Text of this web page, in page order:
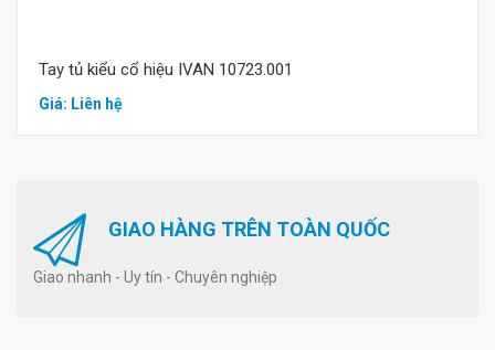
Tay tủ kiểu cổ hiệu IVAN 10723.001
Giá: Liên hệ
GIAO HÀNG TRÊN TOÀN QUỐC
Giao nhanh - Uy tín - Chuyên nghiệp